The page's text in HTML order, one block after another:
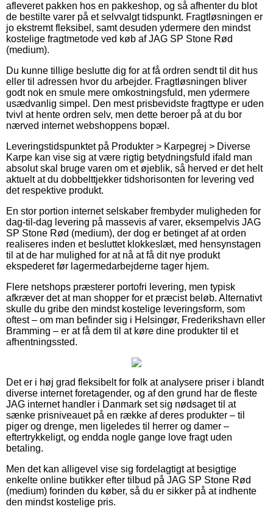
afleveret pakken hos en pakkeshop, og så afhenter du blot
de bestilte varer på et selvvalgt tidspunkt. Fragtløsningen er
jo ekstremt fleksibel, samt desuden ydermere den mindst
kostelige fragtmetode ved køb af JAG SP Stone Rød
(medium).
Du kunne tillige beslutte dig for at få ordren sendt til dit hus
eller til adressen hvor du arbejder. Fragtløsningen bliver
godt nok en smule mere omkostningsfuld, men ydermere
usædvanlig simpel. Den mest prisbevidste fragttype er uden
tvivl at hente ordren selv, men dette beroer på at du bor
nærved internet webshoppens bopæl.
Leveringstidspunktet på Produkter > Karpegrej > Diverse
Karpe kan vise sig at være rigtig betydningsfuld ifald man
absolut skal bruge varen om et øjeblik, så herved er det helt
aktuelt at du dobbelttjekker tidshorisonten for levering ved
det respektive produkt.
En stor portion internet selskaber frembyder muligheden for
dag-til-dag levering på massevis af varer, eksempelvis JAG
SP Stone Rød (medium), der dog er betinget af at orden
realiseres inden et besluttet klokkeslæt, med hensynstagen
til at de har mulighed for at nå at få dit nye produkt
ekspederet før lagermedarbejderne tager hjem.
Flere netshops præsterer portofri levering, men typisk
afkræver det at man shopper for et præcist beløb. Alternativt
skulle du gribe den mindst kostelige leveringsform, som
oftest – om man befinder sig i Helsingør, Frederikshavn eller
Bramming – er at få dem til at køre dine produkter til et
afhentningssted.
Det er i høj grad fleksibelt for folk at analysere priser i blandt
diverse internet foretagender, og af den grund har de fleste
JAG internet handler i Danmark set sig nødsaget til at
sænke prisniveauet på en række af deres produkter – til
piger og drenge, men ligeledes til herrer og damer –
eftertrykkeligt, og endda nogle gange love fragt uden
betaling.
Men det kan alligevel vise sig fordelagtigt at besigtige
enkelte online butikker efter tilbud på JAG SP Stone Rød
(medium) forinden du køber, så du er sikker på at indhente
den mindst kostelige pris.